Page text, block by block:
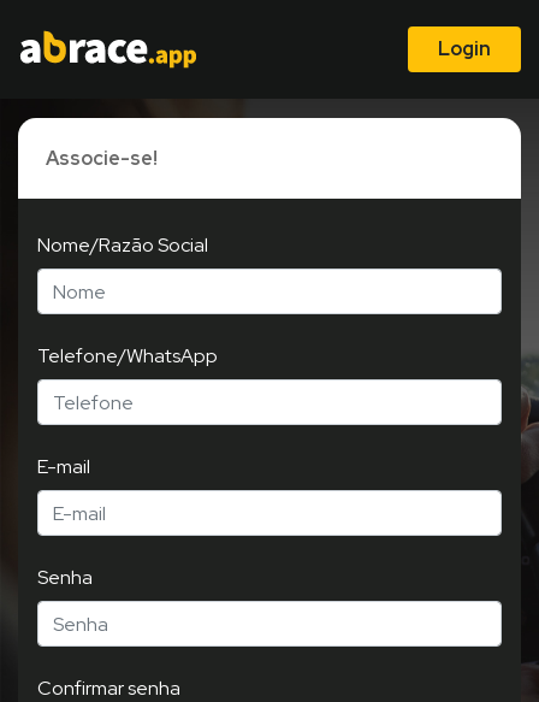
Login
Associe-se!
Nome/Razão Social
Telefone/WhatsApp
E-mail
Senha
Confirmar senha